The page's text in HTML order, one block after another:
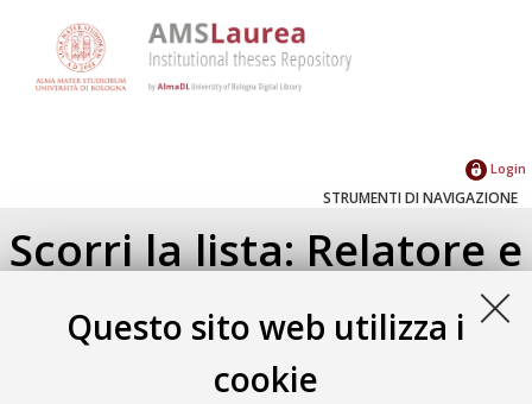
Questo sito web utilizza i
cookie
Login
STRUMENTI DI NAVIGAZIONE
Scorri la lista: Relatore e
Correlatore
Seleziona un valore dall'elenco sottostante.